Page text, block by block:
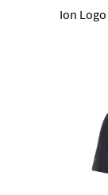
Ion